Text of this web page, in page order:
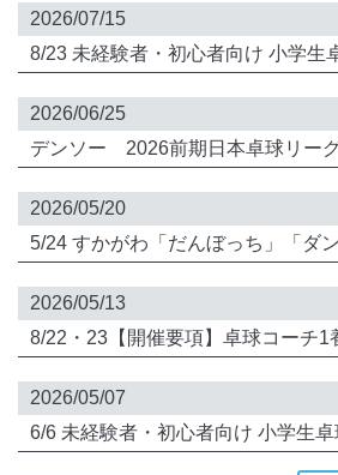
2026/07/15
8/23 未経験者・初心者向け 小学生
2026/06/25
2026/05/20
2026/05/13
8/22・23【開催要項】卓球コーチ1
2026/05/07
6/6 未経験者・初心者向け 小学生卓